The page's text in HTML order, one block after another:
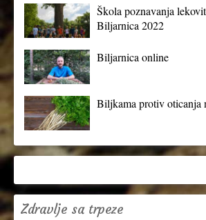
Škola poznavanja
Biljarnica 2022
Biljarnica online
Biljkama protiv oticanja
Zdravlje sa trpeze